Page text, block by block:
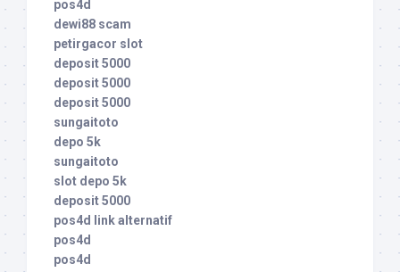
pos4d
dewi88 scam
petirgacor slot
deposit 5000
deposit 5000
deposit 5000
sungaitoto
depo 5k
sungaitoto
slot depo 5k
deposit 5000
pos4d link alternatif
pos4d
pos4d